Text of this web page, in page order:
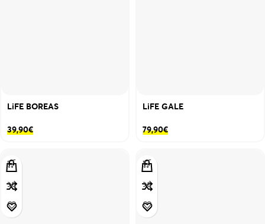
LiFE BOREAS
39,90€
LiFE GALE
79,90€